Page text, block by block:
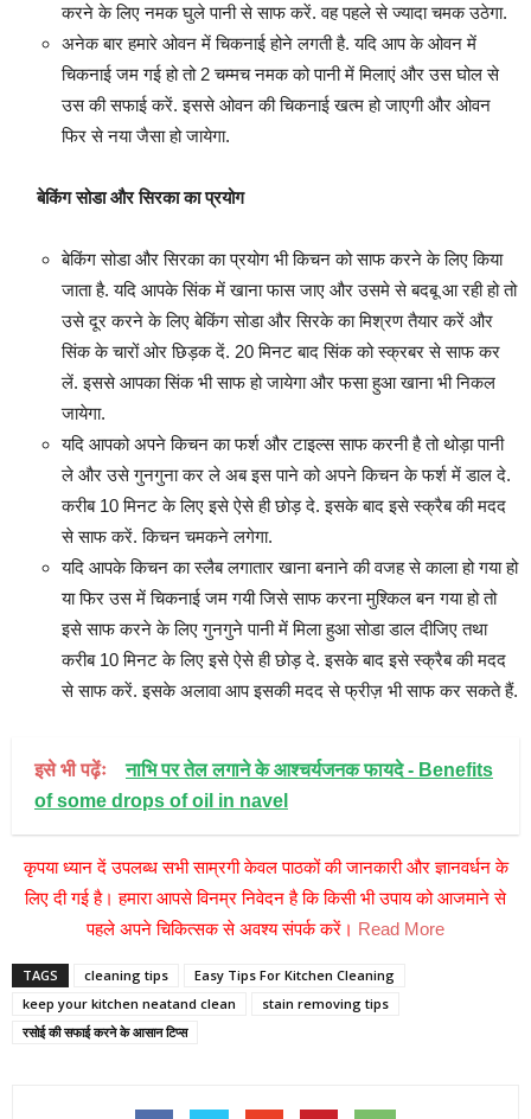
करने के लिए नमक घुले पानी से साफ करें. वह पहले से ज्यादा चमक उठेगा.
अनेक बार हमारे ओवन में चिकनाई होने लगती है. यदि आप के ओवन में
चिकनाई जम गई हो तो 2 चम्मच नमक को पानी में मिलाएं और उस घोल से
उस की सफाई करें. इससे ओवन की चिकनाई खत्म हो जाएगी और ओवन
फिर से नया जैसा हो जायेगा.
बेकिंग सोडा और सिरका का प्रयोग
बेकिंग सोडा और सिरका का प्रयोग भी किचन को साफ करने के लिए किया
जाता है. यदि आपके सिंक में खाना फास जाए और उसमे से बदबू आ रही हो तो
उसे दूर करने के लिए बेकिंग सोडा और सिरके का मिश्रण तैयार करें और
सिंक के चारों ओर छिड़क दें. 20 मिनट बाद सिंक को स्क्रबर से साफ कर
लें. इससे आपका सिंक भी साफ हो जायेगा और फसा हुआ खाना भी निकल
जायेगा.
यदि आपको अपने किचन का फर्श और टाइल्स साफ करनी है तो थोड़ा पानी
ले और उसे गुनगुना कर ले अब इस पाने को अपने किचन के फर्श में डाल दे.
करीब 10 मिनट के लिए इसे ऐसे ही छोड़ दे. इसके बाद इसे स्क्रैब की मदद
से साफ करें. किचन चमकने लगेगा.
यदि आपके किचन का स्लैब लगातार खाना बनाने की वजह से काला हो गया हो
या फिर उस में चिकनाई जम गयी जिसे साफ करना मुश्किल बन गया हो तो
इसे साफ करने के लिए गुनगुने पानी में मिला हुआ सोडा डाल दीजिए तथा
करीब 10 मिनट के लिए इसे ऐसे ही छोड़ दे. इसके बाद इसे स्क्रैब की मदद
से साफ करें. इसके अलावा आप इसकी मदद से फ्रीज़ भी साफ कर सकते हैं.
इसे भी पढ़ेंः
नाभि पर तेल लगाने के आश्चर्यजनक फायदे - Benefits
of some drops of oil in navel
कृपया ध्यान दें उपलब्ध सभी साम्रगी केवल पाठकों की जानकारी और ज्ञानवर्धन के
लिए दी गई है। हमारा आपसे विनम्र निवेदन है कि किसी भी उपाय को आजमाने से
पहले अपने चिकित्सक से अवश्य संपर्क करें। Read More
TAGS cleaning tips
Easy Tips For Kitchen Cleaning
keep your kitchen neatand clean
stain removing tips
रसोई की सफाई करने के आसान टिप्स